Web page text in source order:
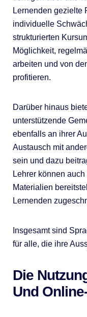
Lernenden gezielte
individuelle
strukturierten
Möglichkeit,
arbeiten und von
profitieren.
Darüber hinaus
unterstützende
ebenfalls an ihrer
Austausch mit
sein und dazu
Lehrer können
Materialien
Lernenden
Insgesamt sind
für alle, die ihre
Die
Und